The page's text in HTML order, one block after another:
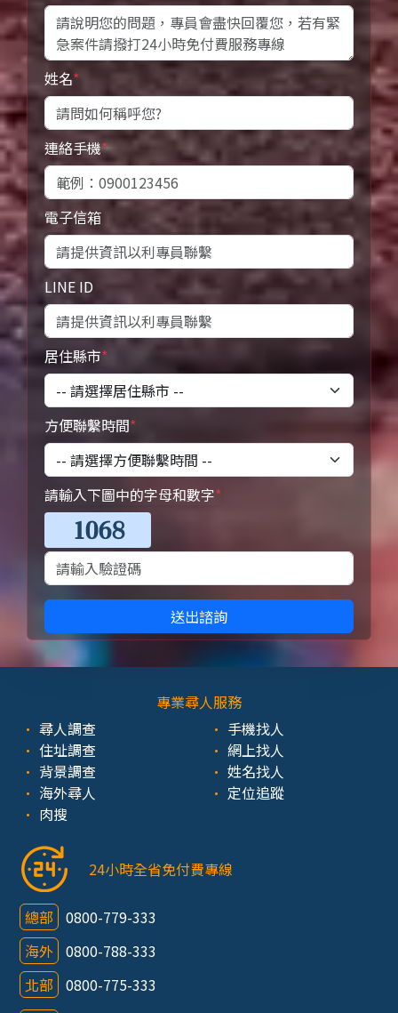
姓名*
連絡手機*
電子信箱
LINE ID
居住縣市*
方便聯繫時間*
請輸入下圖中的字母和數字*
送出諮詢
專業尋人服務
尋人調查
住址調查
背景調查
海外尋人
肉搜
手機找人
網上找人
姓名找人
定位追蹤
24小時全省免付費專線
總部
0800-779-333
海外 0800-788-333
北部
0800-775-333